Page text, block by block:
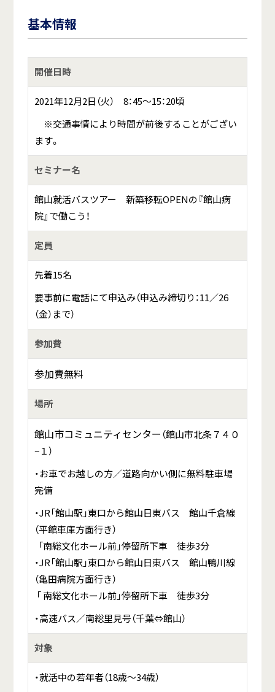
基本情報
開催日時
2021年12月2日（火） 8：45～15：20頃
※交通事情により時間が前後することがござい
ます。
セミナー名
館山就活バスツアー 新築移転OPENの『館山病
院』で働こう！
定員
先着15名
要事前に電話にて申込み（申込み締切り：11／26
（金）まで）
参加費
参加費無料
場所
館山市コミュニティセンター （館山市北条７４０
−１）
・お車でお越しの方／道路向かい側に無料駐車場
完備
・JR「館山駅」東口から館山日東バス 館山千倉線
（平館車庫方面行き）
「南総文化ホール前」停留所下車 徒歩3分
・JR「館山駅」東口から館山日東バス 館山鴨川線
（亀田病院方面行き）
「 南総文化ホール前」停留所下車 徒歩3分
・高速バス／南総里見号（千葉⇔館山）
対象
・就活中の若年者（18歳～34歳）